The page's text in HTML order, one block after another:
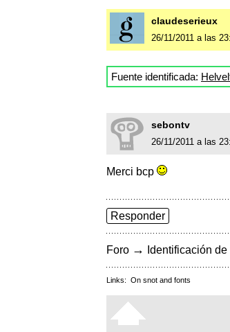
claudeserieux
26/11/2011 a las
Fuente identificada:
sebontv
26/11/2011 a las
Merci bcp
Responder
Foro → Identificación
Links: On snot and fonts